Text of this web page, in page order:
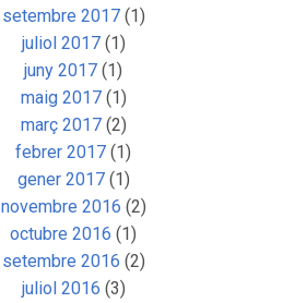
setembre 2017(1)
juliol 2017(1)
juny 2017 (1)
maig 2017(1)
març 2017(2)
febrer 2017 (1)
gener 2017(1)
novembre 2016 (2)
octubre 2016 (1)
setembre 2016 (2)
juliol 2016 (3)